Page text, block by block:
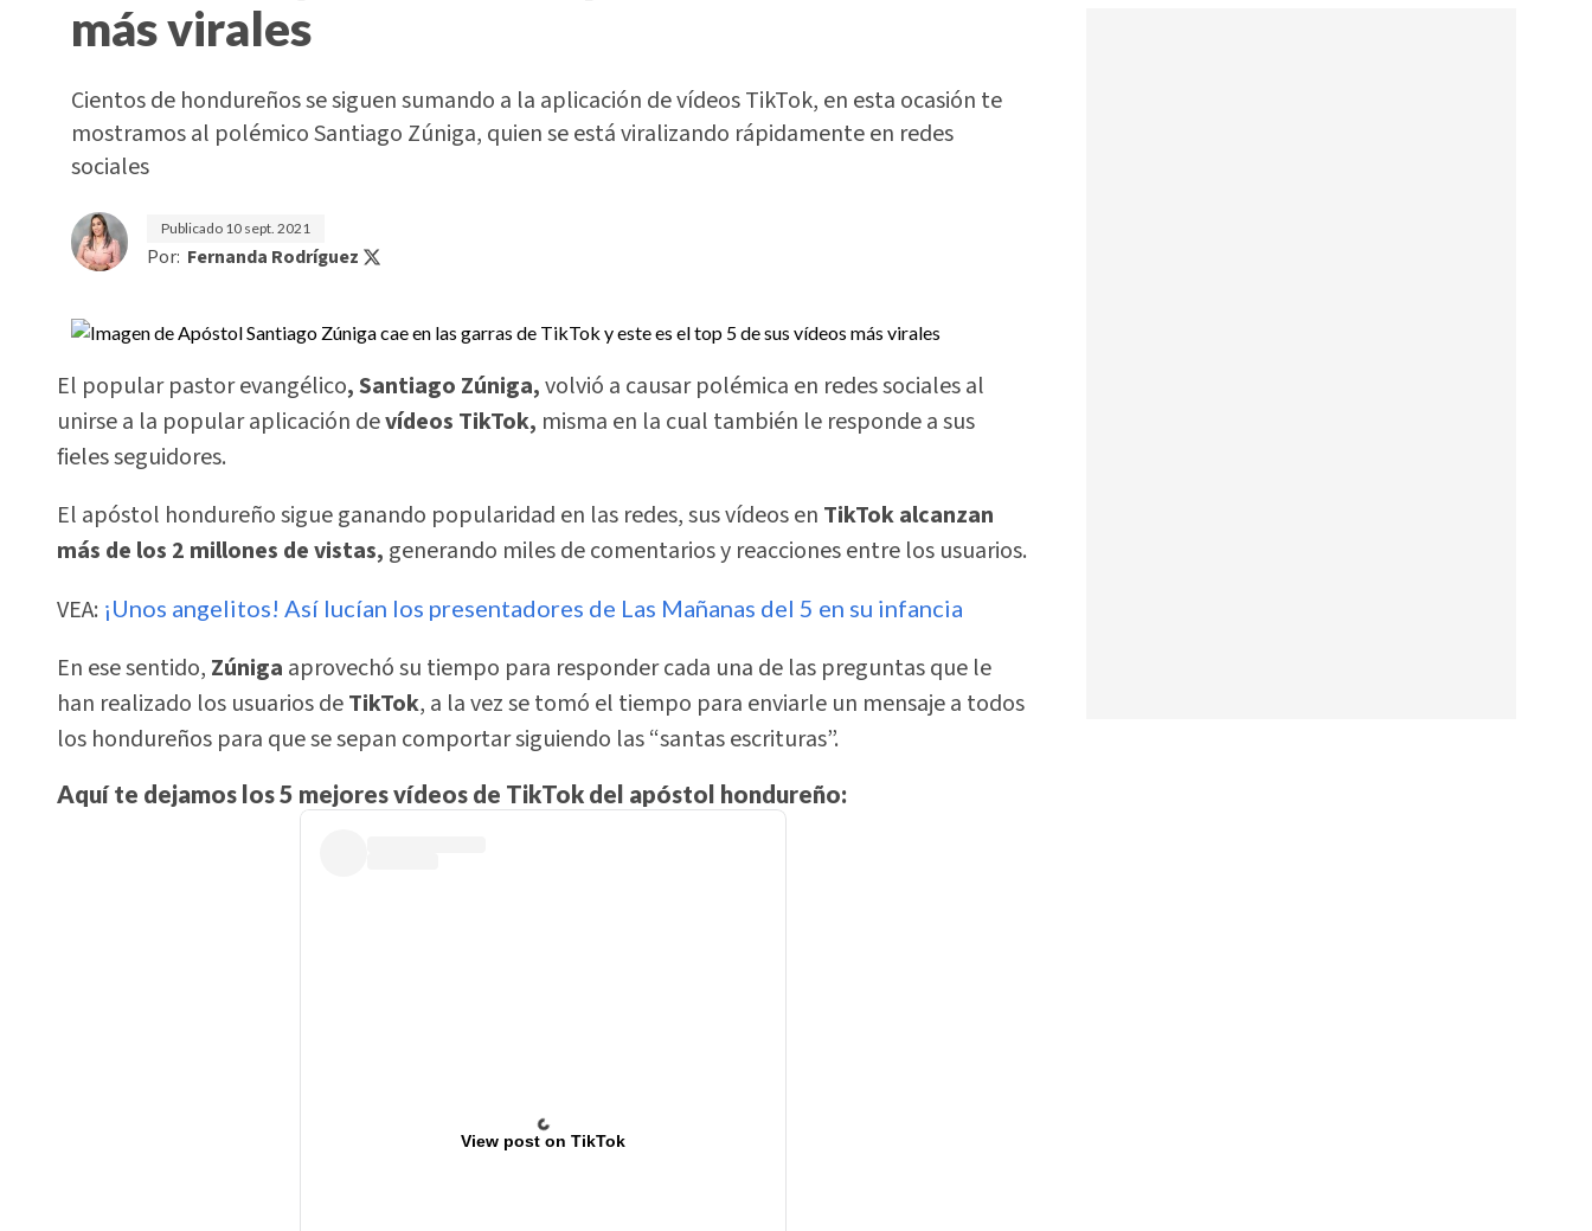
más virales
Cientos de hondureños se siguen sumando a la aplicación de vídeos TikTok, en esta ocasión te
mostramos al polémico Santiago Zúniga, quien se está viralizando rápidamente en redes
sociales
Publicado 10 sept. 2021
Por: Fernanda Rodríguez
El popular pastor evangélico, Santiago Zúniga,volvió a causar polémica en redes sociales al
unirse a la popular aplicación devídeos TikTok, misma en la cual también le responde a sus
fieles seguidores.
El apóstol hondureño sigue ganando popularidad en las redes, sus vídeos en TikTok alcanzan
más de los 2 millones de vistas, generando miles de comentarios y reacciones entre los usuarios.
VEA: ¡Unos angelitos! Así lucían los presentadores de Las Mañanas del 5 en su infancia
En ese sentido, Zúniga aprovechó su tiempo para responder cada una de las preguntas que le
han realizado los usuarios deTikTok, a la vez se tomó el tiempo para enviarle un mensaje a todos
los hondureños para que se sepan comportar siguiendo las “santas escrituras”.
Aquí te dejamos los 5 mejores vídeos de TikTok del apóstol hondureño:
View post on TikTok